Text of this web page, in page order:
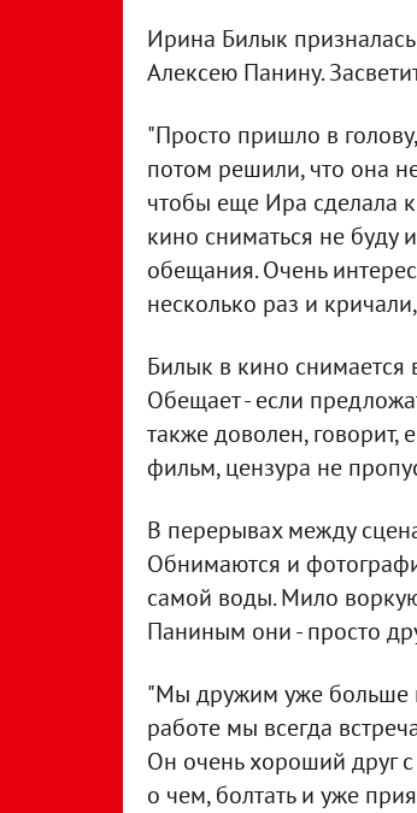
Ирина Билык
Алексею Панину.
"Просто пришло в
потом решили, что она
чтобы еще Ира сделала
кино сниматься не буду
обещания. Очень
несколько раз и
Билык в кино снимается
Обещает - если
также доволен, говорит,
фильм, цензура не
В перерывах между
Обнимаются и
самой воды. Мило
Паниным они - просто
"Мы дружим уже больше
работе мы всегда
Он очень хороший друг
о чем, болтать и уже